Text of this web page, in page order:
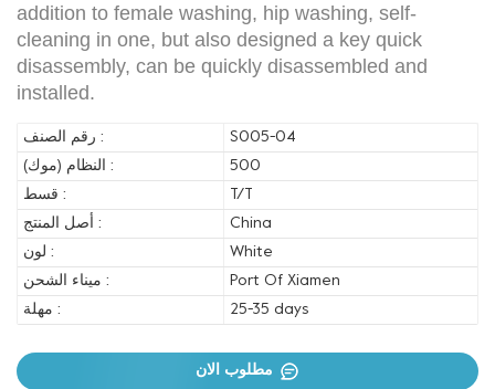
addition to female washing, hip washing, self-
cleaning in one, but also designed a key quick
disassembly, can be quickly disassembled and
installed.
رقم الصنف :
S005-04
النظام (موك) :
500
قسط :
T/T
أصل المنتج :
China
لون :
White
ميناء الشحن :
Port Of Xiamen
مهلة :
25-35 days